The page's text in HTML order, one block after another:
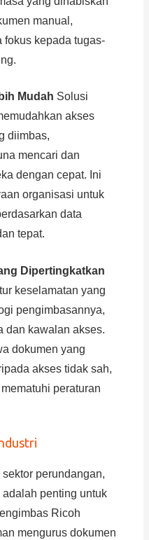
manual,
fokus kepada tugas-
Mudah Solusi
akses
diimbas,
mencari dan
dengan cepat. Ini
organisasi untuk
data
tepat.
Dipertingkatkan
keselamatan yang
pengimbasannya,
dan kawalan akses.
dokumen yang
akses tidak sah,
peraturan
sektor perundangan,
penting untuk
Ricoh
mengurus dokumen